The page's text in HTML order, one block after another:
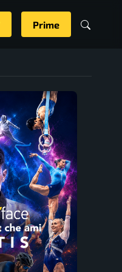
Prime